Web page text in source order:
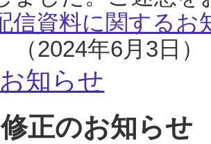
信資料に関するお
（2024年6月3日）
知らせ
正のお知らせ